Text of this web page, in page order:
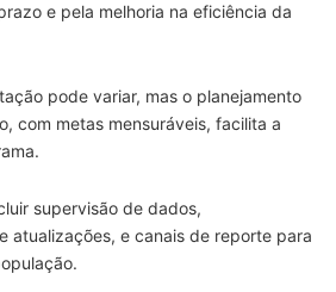
e pela melhoria na eficiência da
pode variar, mas o planejamento
com metas mensuráveis, facilita a
supervisão de dados,
atualizações, e canais de reporte para